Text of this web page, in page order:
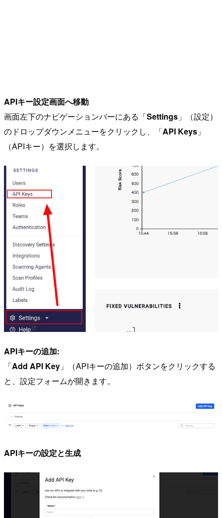
APIキー設定画面へ移動
画面左下のナビゲーションバーにある「Settings 」（設定）
のドロップダウンメニューをクリックし、「API Keys 」
（APIキー）を選択します。
APIキーの追加:
「Add API Key 」（APIキーの追加）ボタンをクリックする
と、設定フォームが開きます。
APIキーの設定と生成